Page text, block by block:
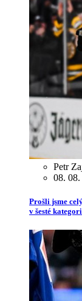
Petr
08.
Prošli jsme
v šesté